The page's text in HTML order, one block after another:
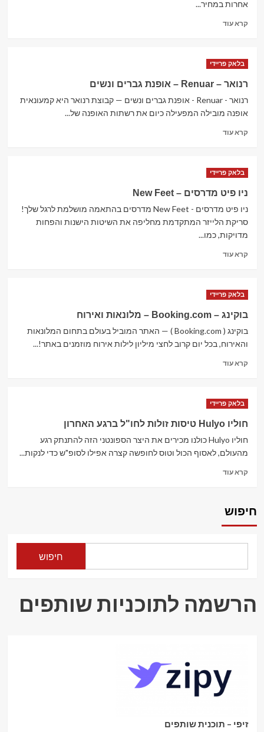
תינוקות
אחרות במחיר...
קרא עודRead
–
אלכוהול
מקוונת
בלאק פריידי
רנואר – Renuar – אופנת גברים ונשים
רנואר - Renuar - אופנת גברים ונשים — קבוצת רנואר היא קמעונאית
אופנה מובילה המפעילה כיום את רשתות האופנה של...
קרא עודRead
–
–
אופנת
גברים
ונשים
בלאק פריידי
ניו פיט מדרסים – New Feet
ניו פיט מדרסים - New Feet מדרסים בהתאמה מושלמת לרגל שלך!
סריקת הלייזר המתקדמת מחליפה את השיטות הישנות והפחות
מדויקות, כמו...
קרא עודRead
פיט
–
New
Feet
בלאק פריידי
בוקינג – Booking.com – מלונאות ואירוח
בוקינג ( Booking.com ) — האתר המוביל בעולם בתחום המלונאות
והאירוח, בכל יום קרוב לחצי מיליון לילות אירוח מוזמנים באתר!...
קרא עודRead
–
–
מלונאות
ואירוח
בלאק פריידי
חוליו Hulyo טיסות זולות לחו"ל ברגע האחרון
חוליו Hulyo כולנו מכירים את היצר הספונטני הזה להתנתק רגע
מהעולם, לאסוף הכול וטוס לחופשה קצרה אפילו לסופ"ש כדי לנקות...
קרא עודRead
טיסות
האחרון
חיפוש
חיפוש
הרשמה לתוכניות שותפים
זיפי – תוכנית שותפים